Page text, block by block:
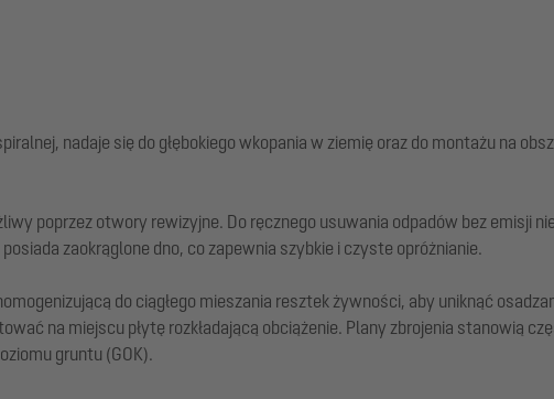
nadaje się do głębokiego wkopania w ziemię oraz do montażu na
poprzez otwory rewizyjne. Do ręcznego usuwania odpadów bez emisji
zaokrąglone dno, co zapewnia szybkie i czyste opróżnianie.
do ciągłego mieszania resztek żywności, aby uniknąć
na miejscu płytę rozkładającą obciążenie. Plany zbrojenia stanowią
gruntu (GOK).